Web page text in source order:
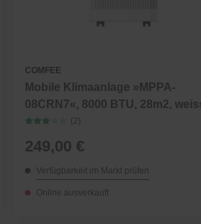
COMFEE
Mobile Klimaanlage »MPPA-
08CRN7«, 8000 BTU, 28m2,
R290
(2)
249,00 €
Verfügbarkeit im Markt prüfen
Online ausverkauft